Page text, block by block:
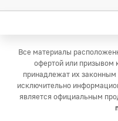
Все материалы
офертой или призывом
принадлежат их
исключительно
является официальным